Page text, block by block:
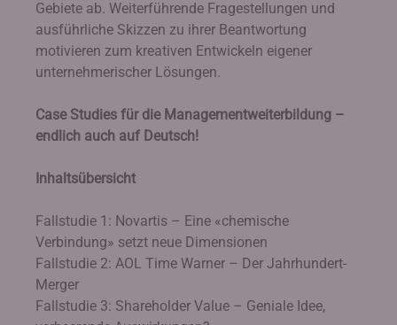
Gebiete ab. Weiterführende Fragestellungen und
ausführliche Skizzen zu ihrer Beantwortung
motivieren zum kreativen Entwickeln eigener
unternehmerischer Lösungen.
Case Studies für die Managementweiterbildung –
endlich auch auf Deutsch!
Inhaltsübersicht
Fallstudie 1: Novartis – Eine «chemische
Verbindung» setzt neue Dimensionen
Fallstudie 2: AOL Time Warner – Der Jahrhundert-
Merger
Fallstudie 3: Shareholder Value – Geniale Idee,